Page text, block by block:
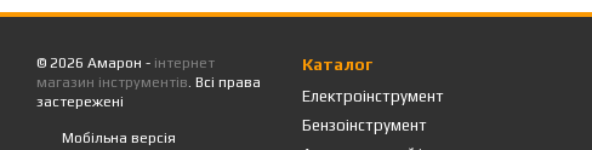
© 2026 Амарон - інтернет
магазин інструментів. Всі права
застережені
Мобільна версія
Каталог
Електроінструмент
Бензоінструмент